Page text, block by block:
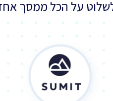
לשלוט על הכל ממסך